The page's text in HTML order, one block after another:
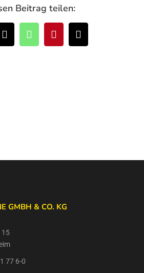
Beitrag teilen:
X WhatsAppPinterest
E-
Mail
GMBH & CO. KG
15
77 6-0